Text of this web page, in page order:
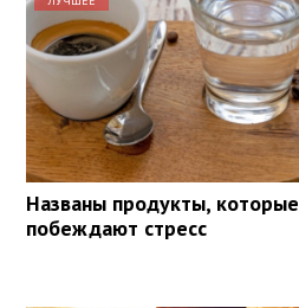
Названы продукты, которые
побеждают стресс